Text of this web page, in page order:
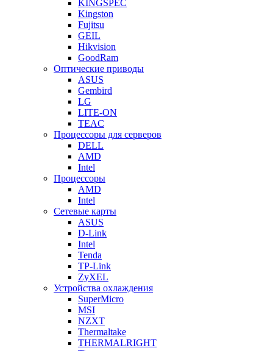
KINGSPEC
Kingston
Fujitsu
GEIL
Hikvision
GoodRam
Оптические приводы
ASUS
Gembird
LG
LITE-ON
TEAC
Процессоры для серверов
DELL
AMD
Intel
Процессоры
AMD
Intel
Сетевые карты
ASUS
D-Link
Intel
Tenda
TP-Link
ZyXEL
Устройства охлаждения
SuperMicro
MSI
NZXT
Thermaltake
THERMALRIGHT